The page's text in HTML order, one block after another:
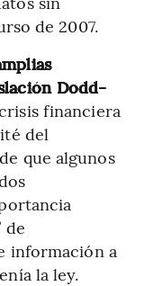
de 2007.
Dodd-
financiera
del
que algunos
de
información a
la ley.